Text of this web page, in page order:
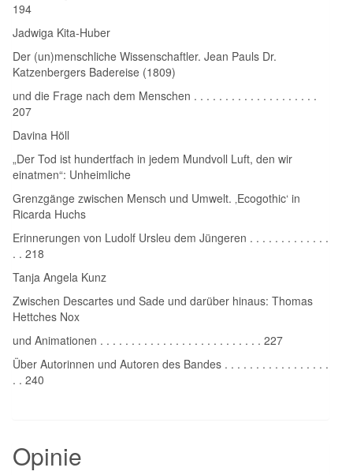
194
Jadwiga Kita‑Huber
Der (un)menschliche Wissenschaftler. Jean Pauls Dr.
Katzenbergers Badereise (1809)
und die Frage nach dem Menschen . . . . . . . . . . . . . . . . . . . .
207
Davina Höll
„Der Tod ist hundertfach in jedem Mundvoll Luft, den wir
einatmen“: Unheimliche
Grenzgänge zwischen Mensch und Umwelt. ‚Ecogothic‘ in
Ricarda Huchs
Erinnerungen von Ludolf Ursleu dem Jüngeren . . . . . . . . . . . . .
. . 218
Tanja Angela Kunz
Zwischen Descartes und Sade und darüber hinaus: Thomas
Hettches Nox
und Animationen . . . . . . . . . . . . . . . . . . . . . . . . . . 227
Über Autorinnen und Autoren des Bandes . . . . . . . . . . . . . . . . .
. . 240
Opinie